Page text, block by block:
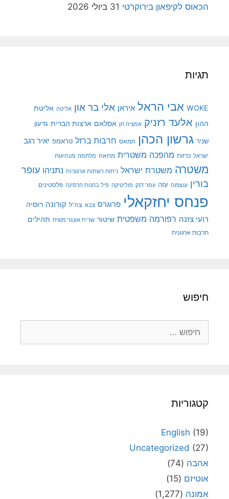
הכאוס לקיפאון בירוקרטי 31 ביולי 2026
תגיות
WOKE אבי הראל איראן אלי בר און אליטה אליטת
ההון אלעד רזניק אמציה חן אסלאם ארצות הברית גדעון
שניר גרשון הכהן חמאס חרבות ברזל טראמפ יאיר רגב
ישראל כרזות מהפכה משטרית מחאה מלחמה מנהיגות
משטרה משטרת ישראל ניתוח רשתות ארגוניות נתניהו עופר
בורין עוצמה עזה עמר דנק פוליטיקה פיל בחנות חרסינה פלסטינים
פנחס יחזקאלי פרוגרס צבא צה"ל קורונה רוסיה
רועי צזנה רפורמה משפטית שיטור שרית אונגר משיח תהילים
תרבות ארגונית
חיפוש
קטגוריות
English (19)
Uncategorized (27)
אהבה (74)
אוטיזם (15)
אמונה (1,277)